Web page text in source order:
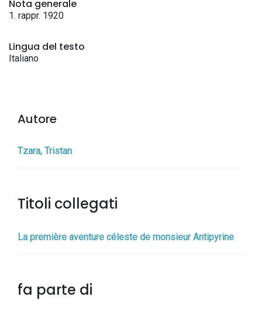
Nota generale
1. rappr. 1920
Lingua del testo
Italiano
Autore
Tzara, Tristan
Titoli collegati
La première aventure céleste de monsieur Antipyrine
fa parte di